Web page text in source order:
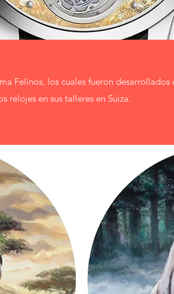
Felinos, los cuales fueron
relojes en sus talleres en Suiza.